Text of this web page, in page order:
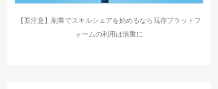
【要注意】副業でスキルシェアを始めるなら既存プラットフ
ォームの利用は慎重に